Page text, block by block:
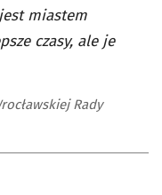
miastem
czasy, ale je
Rady